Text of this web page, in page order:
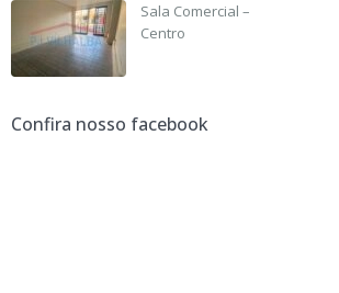
Sala Comercial –
Centro
Confira nosso facebook